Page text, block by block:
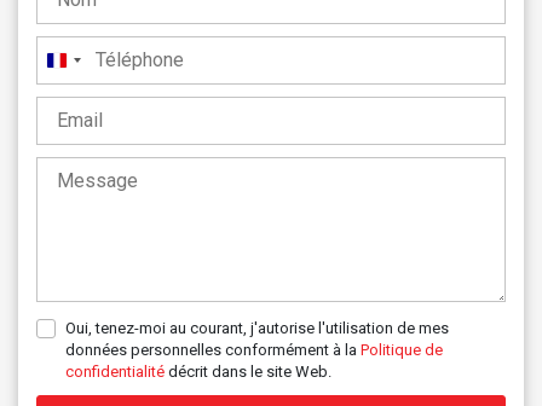
France
+33
Oui, tenez-moi au courant, j'autorise l'utilisation de mes
données personnelles conformément à la Politique de
confidentialité décrit dans le site Web.